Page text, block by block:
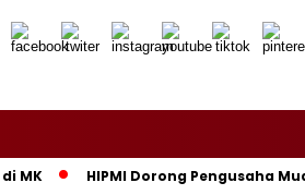
HIPMI Dorong Pengusaha Muda